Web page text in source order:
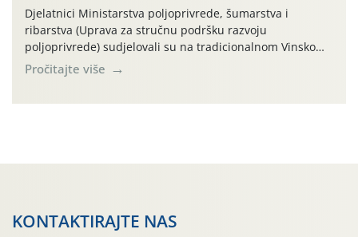
Djelatnici Ministarstva poljoprivrede, šumarstva i
ribarstva (Uprava za stručnu podršku razvoju
poljoprivrede) sudjelovali su na tradicionalnom Vinskom
forumu, održanom 24.07.2026. godine u Domu vinarske
tradicije u Putnikovićima na poluotoku Pelješcu, u
Pročitajte više
KONTAKTIRAJTE NAS